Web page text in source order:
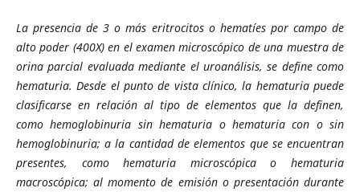
La presencia de 3 o más eritrocitos o hematíes por campo de
alto poder (400X) en el examen microscópico de una muestra de
orina parcial evaluada mediante el uroanálisis, se define como
hematuria. Desde el punto de vista clínico, la hematuria puede
clasificarse en relación al tipo de elementos que la definen,
como hemoglobinuria sin hematuria o hematuria con o sin
hemoglobinuria; a la cantidad de elementos que se encuentran
presentes, como hematuria microscópica o hematuria
macroscópica; al momento de emisión o presentación durante